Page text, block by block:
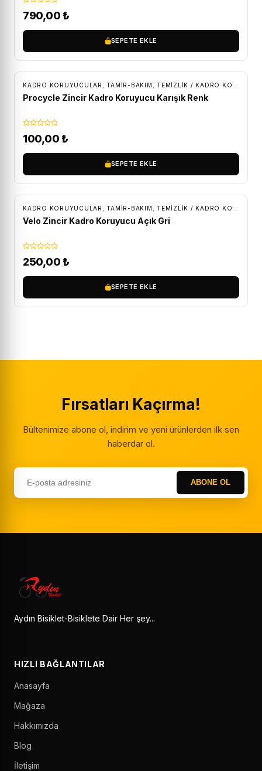
790,00 ₺
SEPETE EKLE
KADRO KORUYUCULAR ,TAMİR-BAKIM TEMIZLIK / KADRO KORUMA
Procycle Zincir Kadro Koruyucu Karışık Renk
100,00 ₺
SEPETE EKLE
KADRO KORUYUCULAR ,TAMİR-BAKIM TEMIZLIK / KADRO KORUMA
Velo Zincir Kadro Koruyucu Açık Gri
250,00 ₺
SEPETE EKLE
Fırsatları Kaçırma!
Bültenimize abone ol, indirim ve yeni ürünlerden ilk sen
haberdar ol.
ABONE OL
Aydın Bisiklet-Bisiklete Dair Her şey...
HIZLI BAĞLANTILAR
Anasayfa
Mağaza
Hakkımızda
Blog
İletişim